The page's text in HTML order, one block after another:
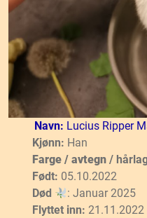
Navn: Lucius Ripper
Kjønn: Han
Farge / avtegn/
Født: 05.10.2022
Død
: Januar 2025
Flyttet inn: 21.11.2022